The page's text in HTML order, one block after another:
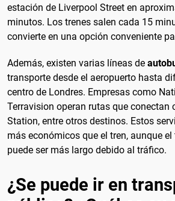
estación de Liverpool Street en
minutos. Los trenes salen cada 15
convierte en una opción conveniente
Además, existen varias líneas de
transporte desde el aeropuerto hasta
centro de Londres. Empresas como
Terravision operan rutas que conectan
Station, entre otros destinos. Estos
más económicos que el tren, aunque
puede ser más largo debido al tráfico.
¿Se puede ir en